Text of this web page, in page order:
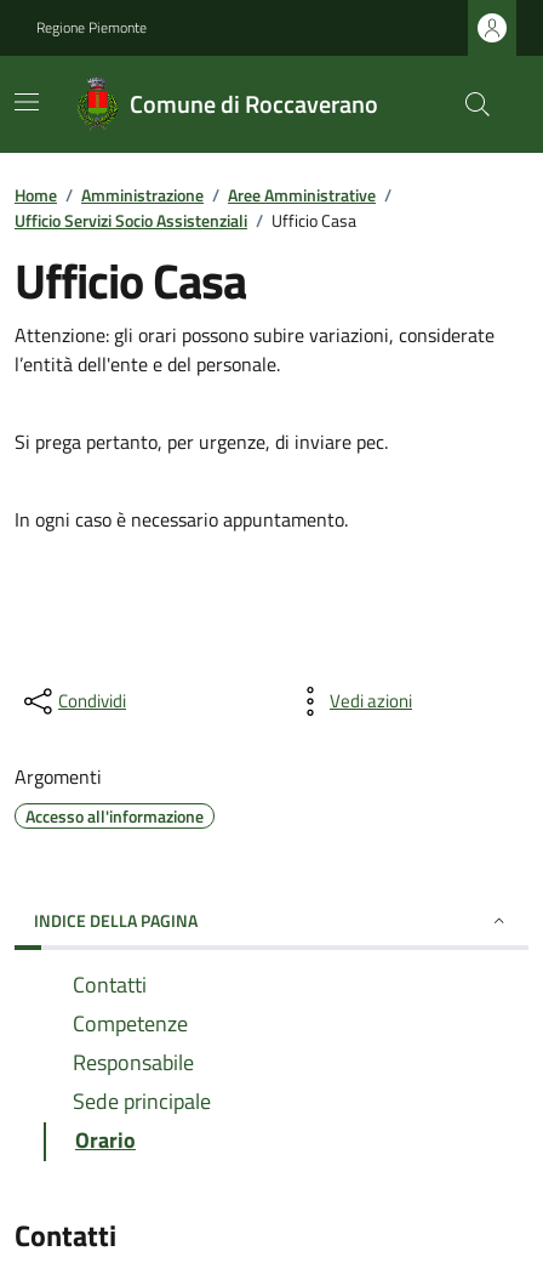
Regione Piemonte
Comune di Roccaverano
Home / Amministrazione / Aree Amministrative /
Ufficio Servizi Socio Assistenziali / Ufficio Casa
Ufficio Casa
Attenzione: gli orari possono subire variazioni, considerate
l’entità dell'ente e del personale.
Si prega pertanto, per urgenze, di inviare pec.
In ogni caso è necessario appuntamento.
Condividi Vedi azioni
Argomenti
Accesso all'informazione
INDICE DELLA PAGINA
Contatti
Competenze
Responsabile
Sede principale
Orario
Contatti